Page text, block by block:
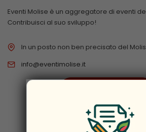
Eventi Molise è un aggregatore di eventi
Contribuisci al suo sviluppo!
In un posto non ben precisato del
info@eventimolise.it
DISCLAIMER